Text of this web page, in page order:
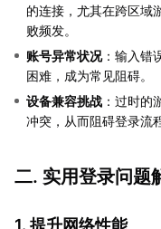
的连接，尤其在跨区域
败频发。
账号异常状况：输入错
困难，成为常见阻碍。
设备兼容挑战 ：过时的
冲突，从而阻碍登录流
二. 实用登录问题
1. 提升网络性能